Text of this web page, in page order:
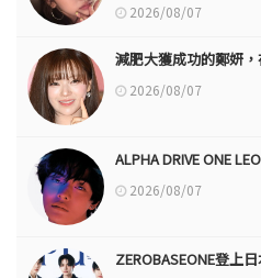
2026/08/07
減肥大獲成功的鄭妍，
2026/08/07
ALPHA DRIVE ONE
2026/08/07
ZEROBASEONE登上